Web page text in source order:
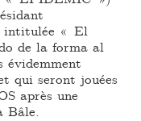
intitulée « El
de la forma al
évidemment
qui seront jouées
après une
Bâle.